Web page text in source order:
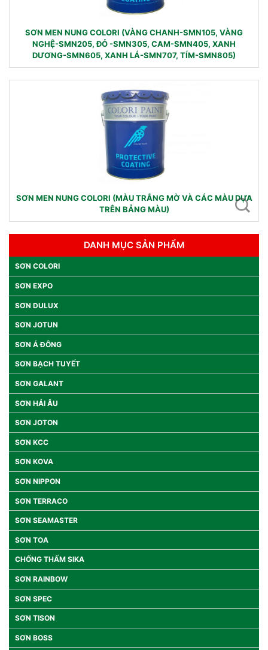
SƠN MEN NUNG COLORI (VÀNG CHANH-SMN105, VÀNG
NGHỆ-SMN205, ĐỎ -SMN305, CAM-SMN405, XANH
DƯƠNG-SMN605, XANH LÁ-SMN707, TÍM-SMN805)
SƠN MEN NUNG COLORI (MÀU TRẮNG MỜ VÀ CÁC MÀU DỰA
TRÊN BẢNG MÀU)
DANH MỤC SẢN PHẨM
SƠN COLORI
SƠN EXPO
SƠN DULUX
SƠN JOTUN
SƠN Á ĐÔNG
SƠN BẠCH TUYẾT
SƠN GALANT
SƠN HẢI ÂU
SƠN JOTON
SƠN KCC
SƠN KOVA
SƠN NIPPON
SƠN TERRACO
SƠN SEAMASTER
SƠN TOA
CHỐNG THẤM SIKA
SƠN RAINBOW
SƠN SPEC
SƠN TISON
SƠN BOSS